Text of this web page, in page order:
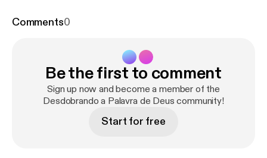
Comments0
Be the first to comment
Sign up now and become a member of the
Desdobrando a Palavra de Deus community!
Start for free